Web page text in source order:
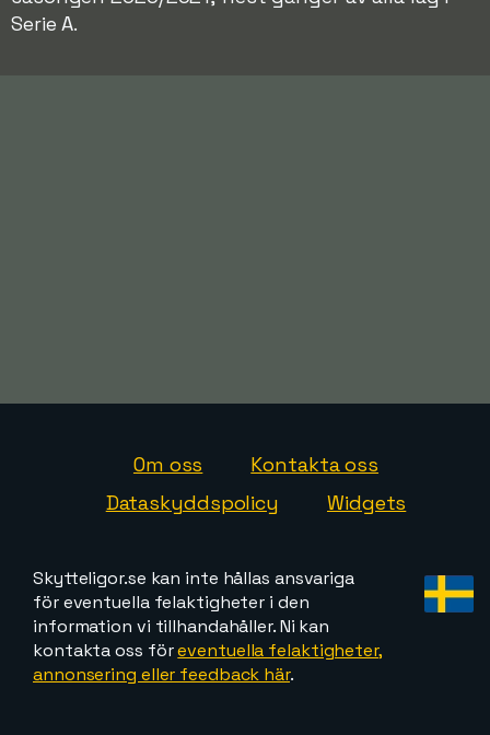
Serie A.
Om oss
Kontakta oss
Dataskyddspolicy
Widgets
Skytteligor.se kan inte hållas ansvariga
för eventuella felaktigheter i den
information vi tillhandahåller. Ni kan
kontakta oss föreventuella felaktigheter,
annonsering eller feedback här.